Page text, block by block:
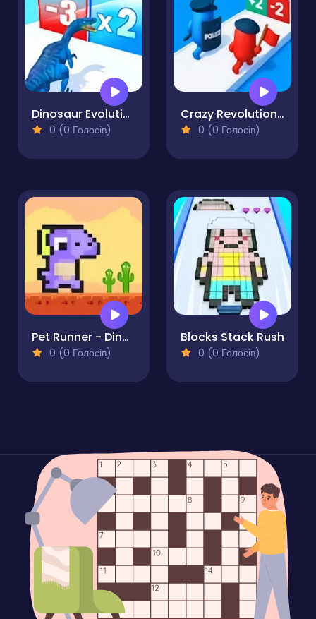
Dinosaur Evolution
0 (0 Голосів)
Crazy Revolution Police Runner - Hyper Casual
0 (0 Голосів)
Pet Runner - Dinosaur Jump
0 (0 Голосів)
Blocks Stack Rush
0 (0 Голосів)